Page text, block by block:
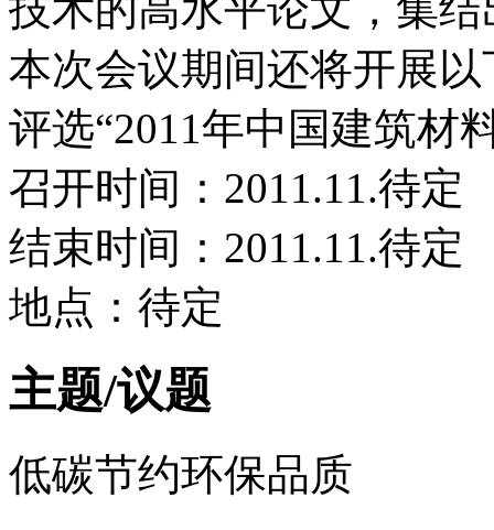
本次会议期间还将开展
评选“2011年中国建筑
召开时间：2011.11.待定
结束时间：2011.11.待定
地点：待定
主题/议题
低碳节约环保品质